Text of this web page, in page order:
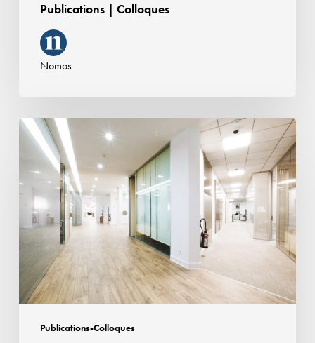
Publications | Colloques
Nomos
Publications-Colloques
Fusions
Acquisitions
Private
Equity
–